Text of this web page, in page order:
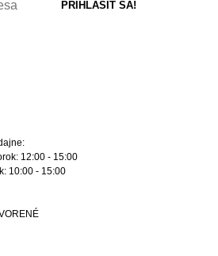
12:00 - 15:00
10:00 - 15:00